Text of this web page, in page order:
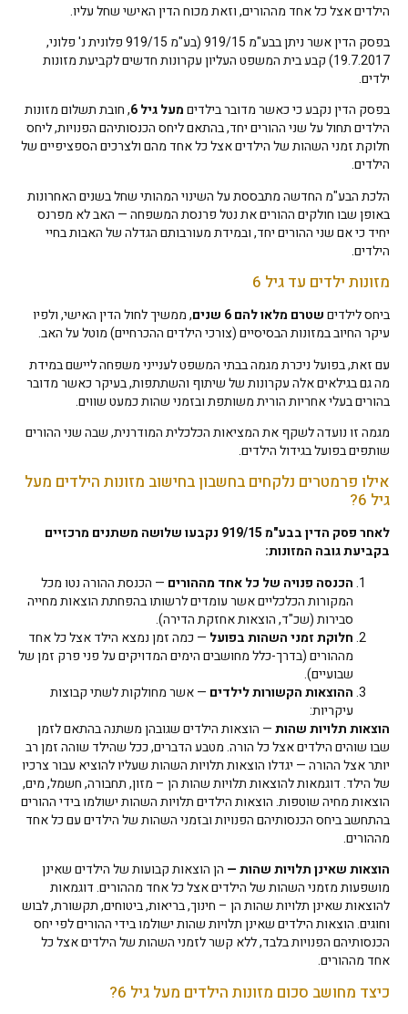
הילדים אצל כל אחד מההורים, וזאת מכוח הדין האישי שחל עליו.
בפסק הדין אשר ניתן בבע"מ 919/15 (בע"מ 919/15 פלונית נ' פלוני,
19.7.2017) קבע בית המשפט העליון עקרונות חדשים לקביעת מזונות
ילדים.
בפסק הדין נקבע כי כאשר מדובר בילדיםמעל גיל 6 , חובת תשלום מזונות
הילדים תחול על שני ההורים יחד, בהתאם ליחס הכנסותיהם הפנויות, ליחס
חלוקת זמני השהות של הילדים אצל כל אחד מהם ולצרכים הספציפיים של
הילדים.
הלכת הבע"מ החדשה מתבססת על השינוי המהותי שחל בשנים האחרונות
באופן שבו חולקים ההורים את נטל פרנסת המשפחה — האב לא מפרנס
יחיד כי אם שני ההורים יחד, ובמידת מעורבותם הגדלה של האבות בחיי
הילדים.
מזונות ילדים עד גיל 6
ביחס לילדיםשטרם מלאו להם 6 שנים
, ממשיך לחול הדין האישי, ולפיו
עיקר החיוב במזונות הבסיסיים (צורכי הילדים ההכרחיים) מוטל על האב.
עם זאת, בפועל ניכרת מגמה בבתי המשפט לענייני משפחה ליישם במידת
מה גם בגילאים אלה עקרונות של שיתוף והשתתפות, בעיקר כאשר מדובר
בהורים בעלי אחריות הורית משותפת ובזמני שהות כמעט שווים.
מגמה זו נועדה לשקף את המציאות הכלכלית המודרנית, שבה שני ההורים
שותפים בפועל בגידול הילדים.
אילו פרמטרים נלקחים בחשבון בחישוב מזונות הילדים מעל
גיל 6?
לאחר פסק הדין בבע"מ 919/15 נקבעו שלושה משתנים מרכזיים
בקביעת גובה המזונות:
הכנסה פנויה של כל אחד מההורים— הכנסת ההורה נטו מכל
המקורות הכלכליים אשר עומדים לרשותו בהפחתת הוצאות מחייה
סבירות (שכ"ד, הוצאות אחזקת הדירה).
חלוקת זמני השהות בפועל— כמה זמן נמצא הילד אצל כל אחד
מההורים (בדרך-כלל מחושבים הימים המדויקים על פני פרק זמן של
שבועיים).
ההוצאות הקשורות לילדים— אשר מחולקות לשתי קבוצות
עיקריות:
הוצאות תלויות שהות— הוצאות הילדים שגובהן משתנה בהתאם לזמן
שבו שוהים הילדים אצל כל הורה. מטבע הדברים, ככל שהילד שוהה זמן רב
יותר אצל ההורה — יגדלו הוצאות תלויות השהות שעליו להוציא עבור צרכיו
של הילד. דוגמאות להוצאות תלויות שהות הן – מזון, תחבורה, חשמל, מים,
הוצאות מחיה שוטפות. הוצאות הילדים תלויות השהות ישולמו בידי ההורים
בהתחשב ביחס הכנסותיהם הפנויות ובזמני השהות של הילדים עם כל אחד
מההורים.
הוצאות שאינן תלויות שהות —הן הוצאות קבועות של הילדים שאינן
מושפעות מזמני השהות של הילדים אצל כל אחד מההורים. דוגמאות
להוצאות שאינן תלויות שהות הן – חינוך, בריאות, ביטוחים, תקשורת, לבוש
וחוגים. הוצאות הילדים שאינן תלויות שהות ישולמו בידי ההורים לפי יחס
הכנסותיהם הפנויות בלבד, ללא קשר לזמני השהות של הילדים אצל כל
אחד מההורים.
כיצד מחושב סכום מזונות הילדים מעל גיל 6?